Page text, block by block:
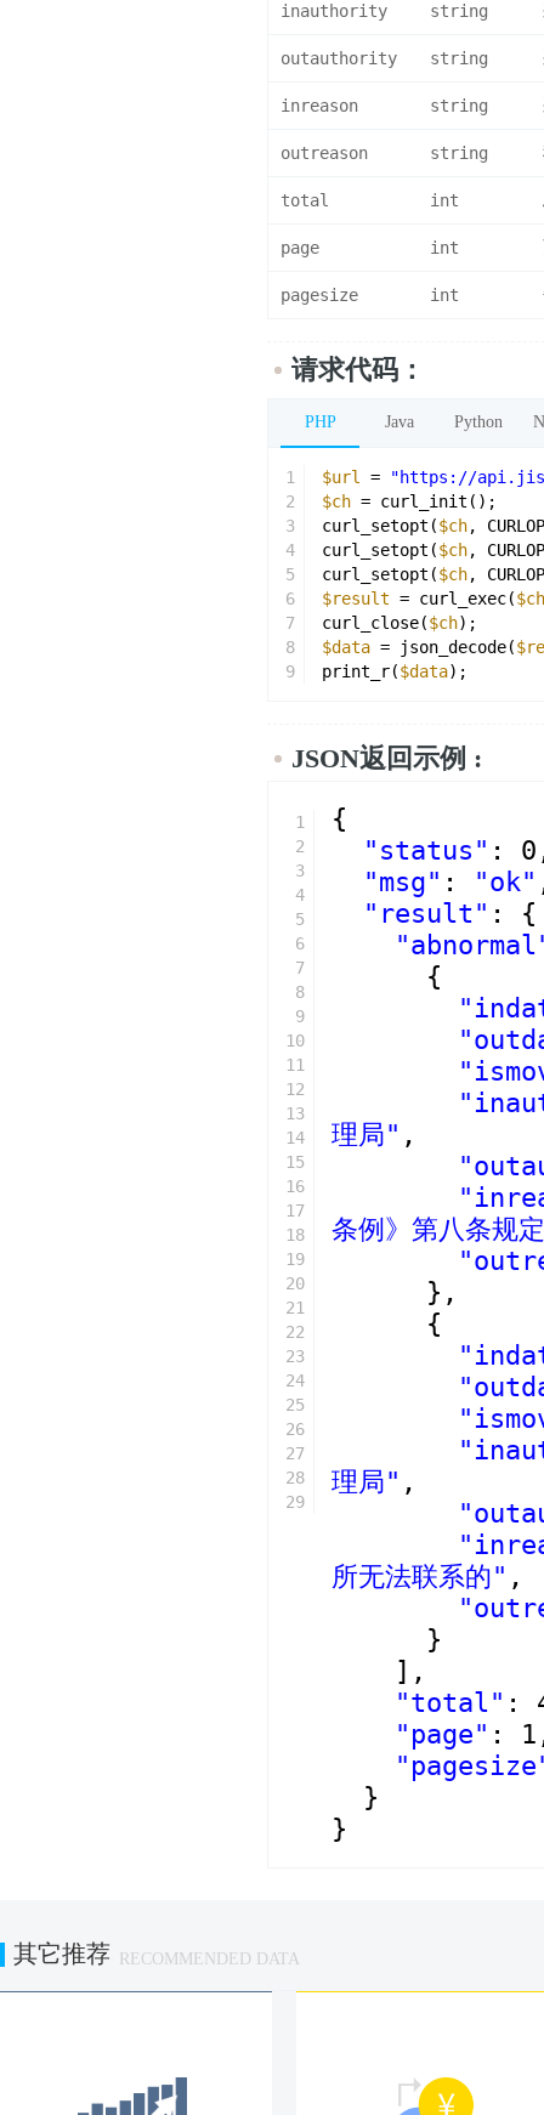
inauthority string
outauthority string
inreason string
outreason string
total int
page int
pagesize int
请求代码：
PHP Java Python
1
2
3
4
5
6
7
8
9
$url =
"https://
$ch = curl_init();
curl_setopt($ch,
curl_setopt($ch,
curl_setopt($ch,
$result = curl_exec($ch
curl_close($ch);
$data = json_decode(
print_r($data);
JSON返回示例 :
1
2
3
4
5
6
7
8
9
10
11
12
13
14
15
16
17
18
19
20
21
22
23
24
25
26
27
28
29
{
"status" :
"msg" : "ok"
"result" : {
{
理局" ,
条例》第八条规
},
{
理局" ,
所无法联系的" ,
}
],
"total" :
"page" :
}
}
其它推荐 RECOMMENDED DATA